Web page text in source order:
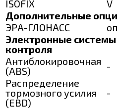
ISOFIX
V
Дополнительные
ЭРА-ГЛОНАСС
Электронные системы
контроля
Антиблокировочная
(ABS)
-
Распределение
тормозного усилия
(EBD)
-